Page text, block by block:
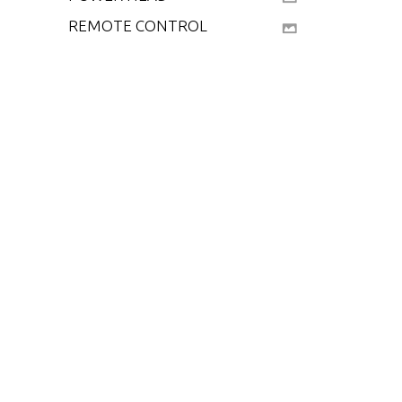
REMOTE CONTROL